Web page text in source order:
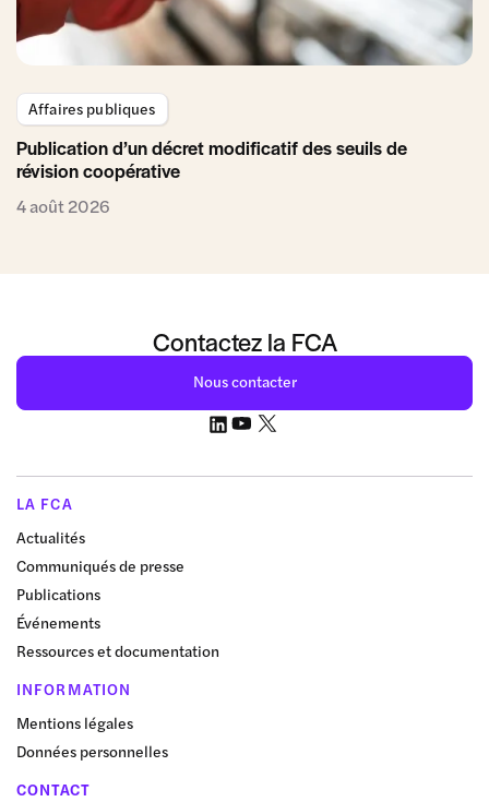
Affaires publiques
Publication d’un décret modificatif des seuils de
révision coopérative
4 août 2026
Contactez la FCA
Nous contacter
LA FCA
Actualités
Communiqués de presse
Publications
Événements
Ressources et documentation
INFORMATION
Mentions légales
Données personnelles
CONTACT